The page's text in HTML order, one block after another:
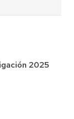
2025